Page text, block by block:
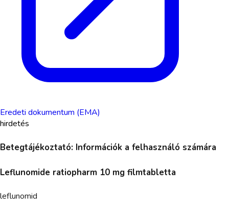
Eredeti dokumentum (EMA)
hirdetés
Betegtájékoztató: Információk a felhasználó számára
Leflunomide ratiopharm 10 mg filmtabletta
leflunomid